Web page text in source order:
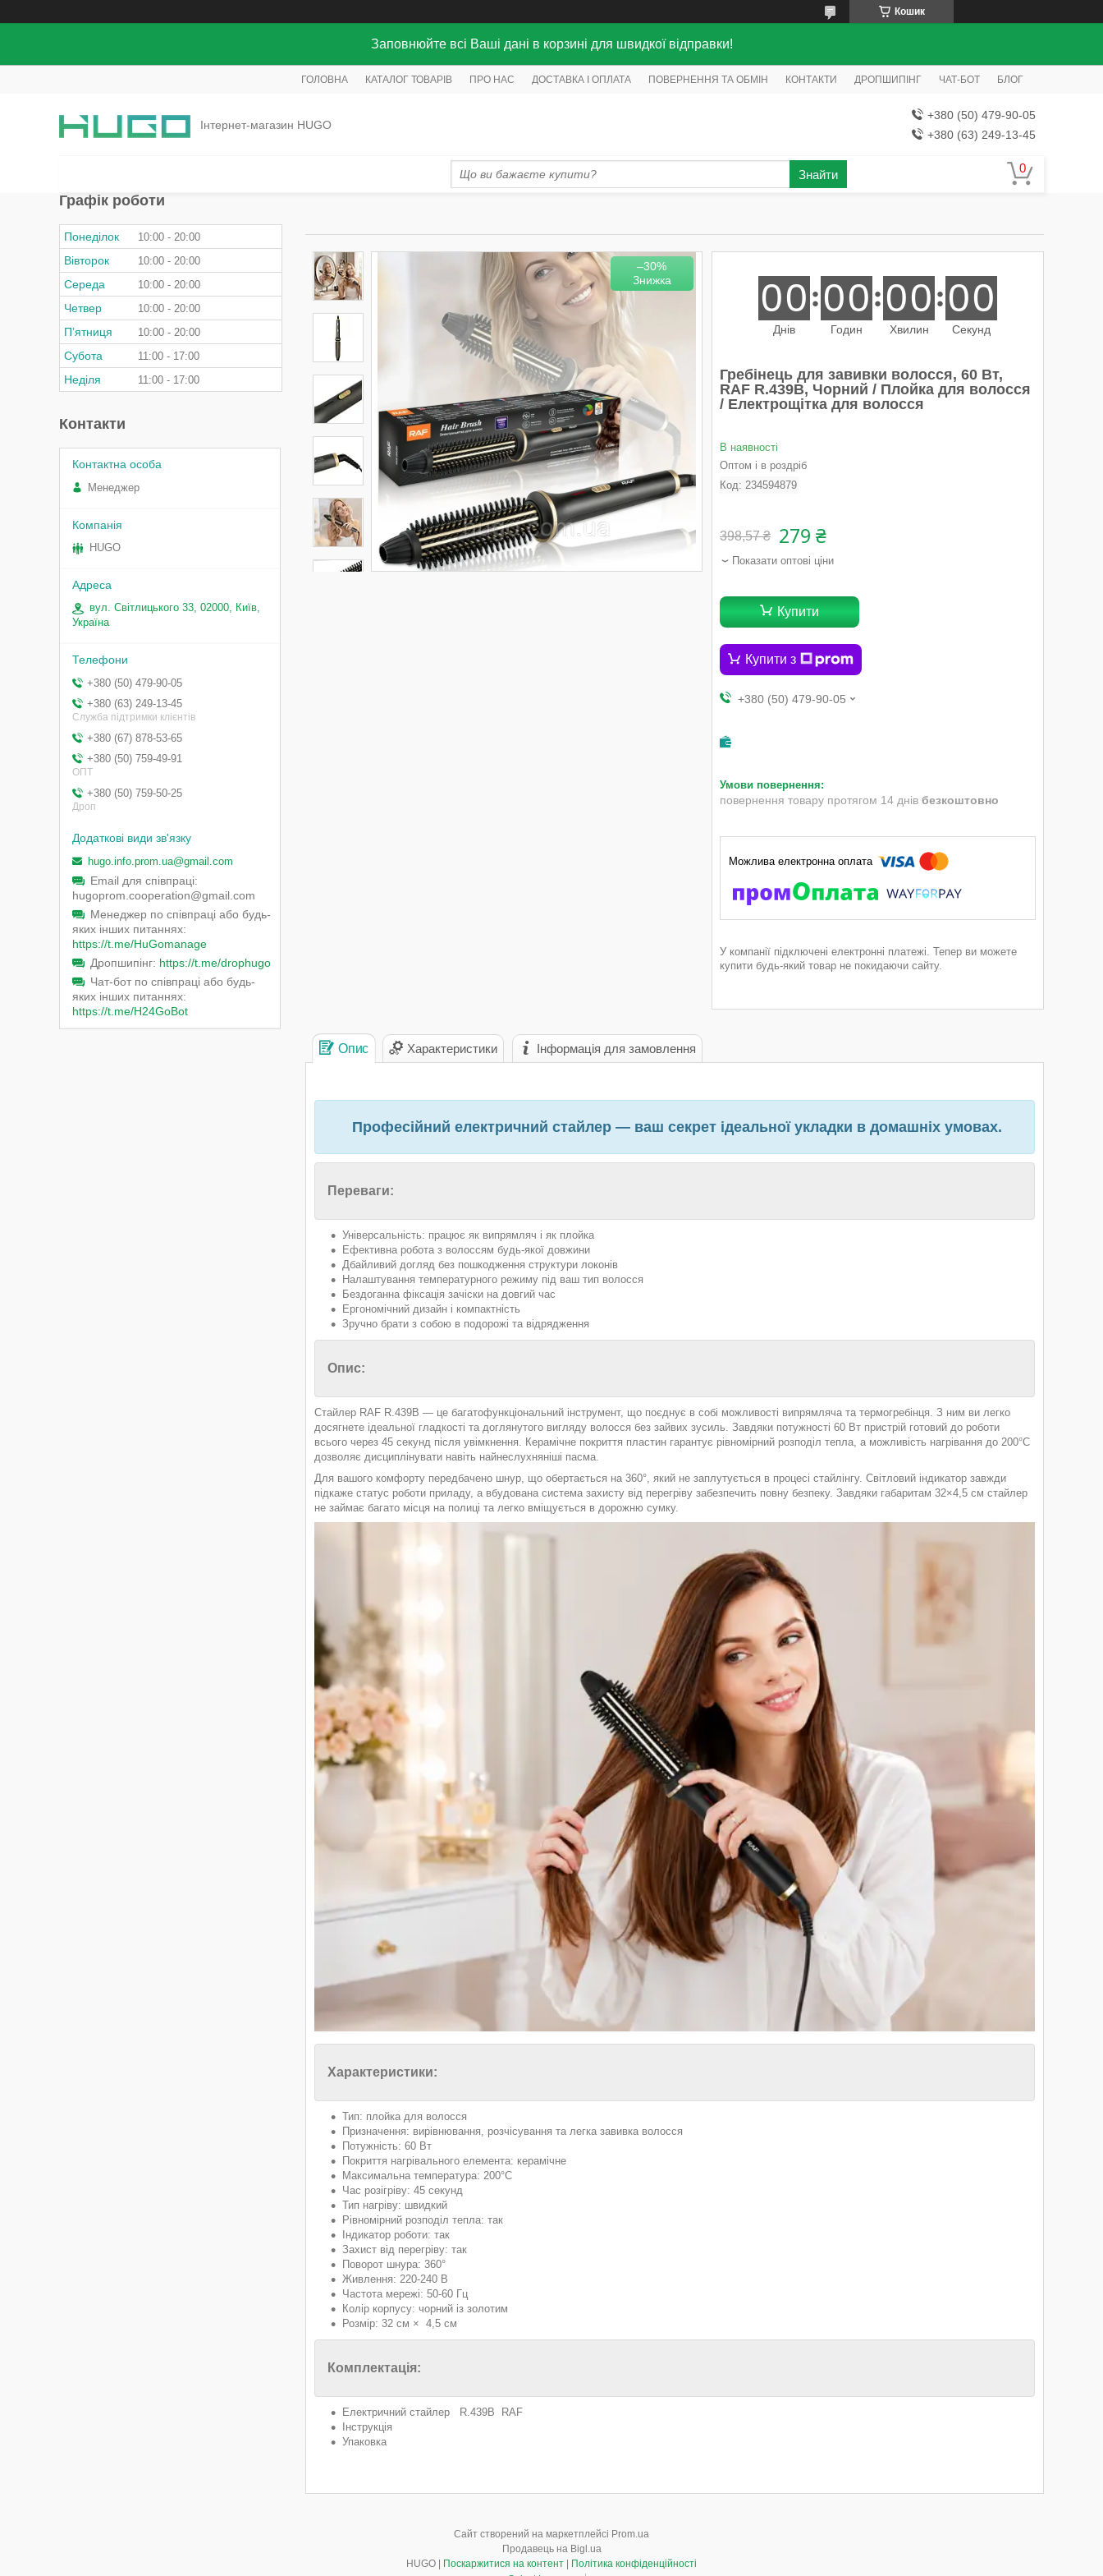
Кошик
Заповнюйте всі Ваші дані в корзині для швидкої відправки!
ГОЛОВНА КАТАЛОГ ТОВАРІВ ПРО НАС ДОСТАВКА І ОПЛАТА ПОВЕРНЕННЯ ТА ОБМІН КОНТАКТИ ДРОПШИПІНГ ЧАТ-БОТ БЛОГ
Інтернет-магазин HUGO
+380 (50) 479-90-05
+380 (63) 249-13-45
Знайти
–30%
00
Днів
00
Годин
00
Хвилин
00
Секунд
Гребінець для завивки волосся, 60 Вт,
RAF R.439B, Чорний / Плойка для волосся
/ Електрощітка для волосся
В наявності
Оптом і в роздріб
Код: 234594879
398,57 ₴ 279 ₴
Показати оптові ціни
Купити
Купити з
+380 (50) 479-90-05
повернення товару протягом 14 днів безкоштовно
У компанії підключені електронні платежі. Тепер ви можете
купити будь-який товар не покидаючи сайту.
Опис Характеристики Інформація для замовлення
Професійний електричний стайлер — ваш секрет ідеальної укладки в домашніх умовах.
Переваги:
Універсальність: працює як випрямляч і як плойка
Ефективна робота з волоссям будь-якої довжини
Дбайливий догляд без пошкодження структури локонів
Налаштування температурного режиму під ваш тип волосся
Бездоганна фіксація зачіски на довгий час
Ергономічний дизайн і компактність
Зручно брати з собою в подорожі та відрядження
Опис:
Стайлер RAF R.439B — це багатофункціональний інструмент, що поєднує в собі можливості випрямляча та термогребінця. З ним ви легко
досягнете ідеальної гладкості та доглянутого вигляду волосся без зайвих зусиль. Завдяки потужності 60 Вт пристрій готовий до роботи
всього через 45 секунд після увімкнення. Керамічне покриття пластин гарантує рівномірний розподіл тепла, а можливість нагрівання до 200°C
дозволяє дисциплінувати навіть найнеслухняніші пасма.
Для вашого комфорту передбачено шнур, що обертається на 360°, який не заплутується в процесі стайлінгу. Світловий індикатор завжди
підкаже статус роботи приладу, а вбудована система захисту від перегріву забезпечить повну безпеку. Завдяки габаритам 32×4,5 см стайлер
не займає багато місця на полиці та легко вміщується в дорожню сумку.
Характеристики:
Тип: плойка для волосся
Призначення: вирівнювання, розчісування та легка завивка волосся
Потужність: 60 Вт
Покриття нагрівального елемента: керамічне
Максимальна температура: 200°C
Час розігріву: 45 секунд
Тип нагріву: швидкий
Рівномірний розподіл тепла: так
Індикатор роботи: так
Захист від перегріву: так
Поворот шнура: 360°
Живлення: 220-240 В
Частота мережі: 50-60 Гц
Колір корпусу: чорний із золотим
Розмір: 32 см × 4,5 см
Комплектація:
Електричний стайлер R.439B RAF
Інструкція
Упаковка
Графік роботи
Понеділок 10:00 20:00
Вівторок 10:00 20:00
Середа 10:00 20:00
Четвер 10:00 20:00
Пʼятниця 10:00 20:00
Субота 11:00 17:00
Неділя 11:00 17:00
Контакти
Менеджер
HUGO
вул. Світлицького 33, 02000, Київ,
Україна
+380 (50) 479-90-05
+380 (63) 249-13-45
Служба підтримки клієнтів
+380 (67) 878-53-65
+380 (50) 759-49-91
ОПТ
+380 (50) 759-50-25
Дроп
hugo.info.prom.ua@gmail.com
Email для співпраці
hugoprom.cooperation@gmail.com
Менеджер по співпраці або будь-
яких інших питаннях
https://t.me/HuGomanage
Дропшипінг https://t.me/drophugo
Чат-бот по співпраці або будь-
яких інших питаннях
https://t.me/H24GoBot
Сайт створений на маркетплейсі Prom.ua
Продавець на Bigl.ua
Поскаржитися на контент
Політика конфіденційності